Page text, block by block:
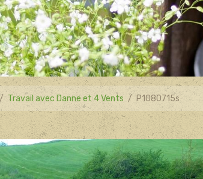
Travail avec Danne et 4 Vents P1080715s